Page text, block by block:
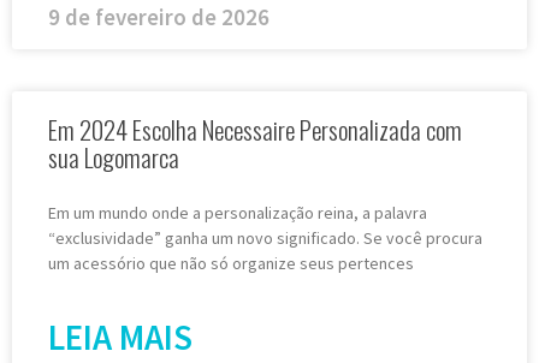
9 de fevereiro de 2026
Em 2024 Escolha Necessaire Personalizada com
sua Logomarca
Em um mundo onde a personalização reina, a palavra
“exclusividade” ganha um novo significado. Se você procura
um acessório que não só organize seus pertences
LEIA MAIS